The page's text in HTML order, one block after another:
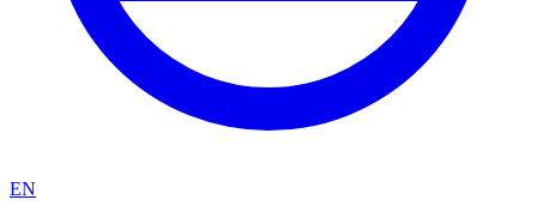
EN